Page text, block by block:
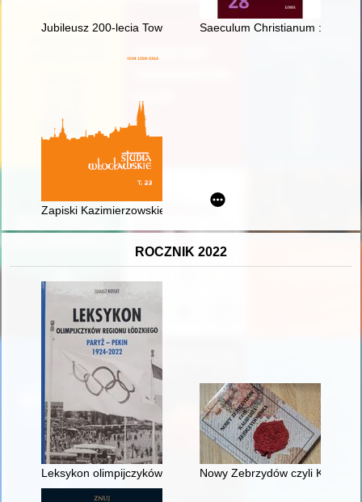
Jubileusz 200-lecia Towarzystwa Naukowego Płockiego 1820-
Saeculum Christianum : pismo
Zapiski Kazimierzowskie, nr 24 (2020) - recenzja]
ROCZNIK 2022
Leksykon olimpijczyków regionu łódzkiego : Paryż-Pekin :
Nowy Zebrzydów czyli